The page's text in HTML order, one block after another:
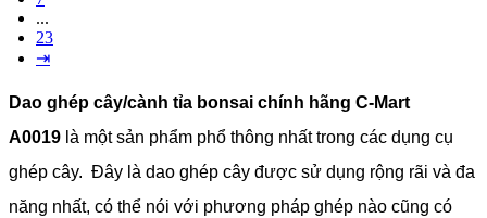
...
23
⇥
Dao ghép cây/cành tỉa bonsai chính hãng C-Mart
A0019 là một sản phẩm phổ thông nhất trong các dụng cụ
ghép cây. Đây là dao ghép cây được sử dụng rộng rãi và đa
năng nhất, có thể nói với phương pháp ghép nào cũng có